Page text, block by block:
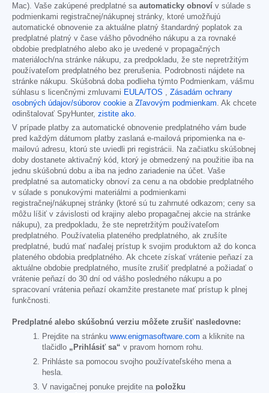
Mac). Vaše zakúpené predplatné sa automaticky obnoví v súlade s
podmienkami registračnej/nákupnej stránky, ktoré umožňujú
automatické obnovenie za aktuálne platný štandardný poplatok za
predplatné platný v čase vášho pôvodného nákupu a za rovnaké
obdobie predplatného alebo ako je uvedené v propagačných
materiáloch/na stránke nákupu, za predpokladu, že ste nepretržitým
používateľom predplatného bez prerušenia. Podrobnosti nájdete na
stránke nákupu. Skúšobná doba podlieha týmto Podmienkam, vášmu
súhlasu s licenčnými zmluvami EULA/TOS
Zásadám ochrany
osobných údajov/súborov cookie a Zľavovým podmienkam . Ak chcete
odinštalovať SpyHunter, zistite ako
V prípade platby za automatické obnovenie predplatného vám bude
pred každým dátumom platby zaslaná e-mailová pripomienka na e-
mailovú adresu, ktorú ste uviedli pri registrácii. Na začiatku skúšobnej
doby dostanete aktivačný kód, ktorý je obmedzený na použitie iba na
jednu skúšobnú dobu a iba na jedno zariadenie na účet. Vaše
predplatné sa automaticky obnoví za cenu a na obdobie predplatného
v súlade s ponukovými materiálmi a podmienkami
registračnej/nákupnej stránky (ktoré sú tu zahrnuté odkazom; ceny sa
môžu líšiť v závislosti od krajiny alebo propagačnej akcie na stránke
nákupu), za predpokladu, že ste nepretržitým používateľom
predplatného. Používatelia plateného predplatného, ak zrušíte
predplatné, budú mať naďalej prístup k svojim produktom až do konca
plateného obdobia predplatného. Ak chcete získať vrátenie peňazí za
aktuálne obdobie predplatného, musíte zrušiť predplatné a požiadať o
vrátenie peňazí do 30 dní od vášho posledného nákupu a po
spracovaní vrátenia peňazí okamžite prestanete mať prístup k plnej
funkčnosti.
Predplatné alebo skúšobnú verziu môžete zrušiť nasledovne:
Prejdite na stránku www.enigmasoftware.com a kliknite na
tlačidlo „Prihlásiť sa“ v pravom hornom rohu.
Prihláste sa pomocou svojho používateľského mena a
hesla.
V navigačnej ponuke prejdite na položku